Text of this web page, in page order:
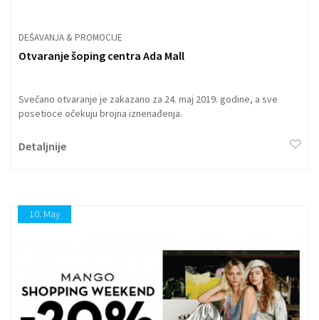
DEŠAVANJA & PROMOCIJE
Otvaranje šoping centra Ada Mall
Svečano otvaranje je zakazano za 24. maj 2019. godine, a sve
posetioce očekuju brojna iznenađenja.
Detaljnije
10. May